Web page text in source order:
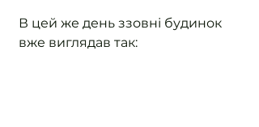
В цей же день ззовні будинок
вже виглядав так: